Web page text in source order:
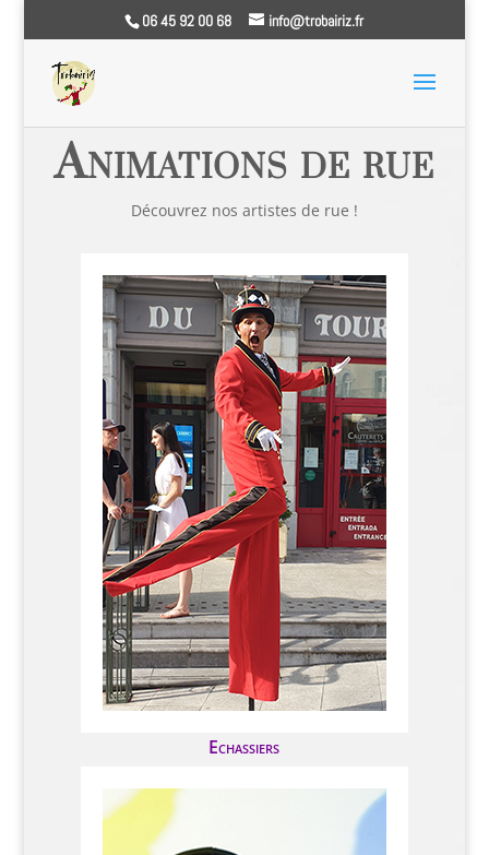
06 45 92 00 68 info@trobairiz.fr
Spectacles de rue et artistes de rue 65 64 40 31 32
Animations de rue
Découvrez nos artistes de rue !
Echassiers